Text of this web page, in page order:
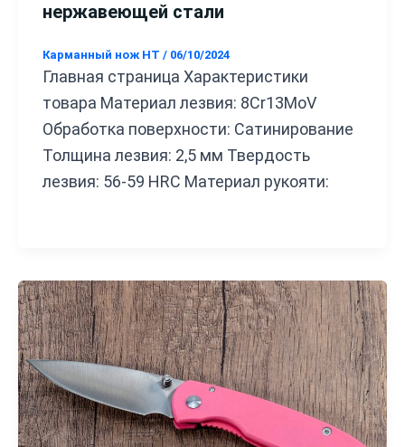
нержавеющей стали
Карманный нож HT / 06/10/2024
Главная страница Характеристики
товара Материал лезвия: 8Cr13MoV
Обработка поверхности: Сатинирование
Толщина лезвия: 2,5 мм Твердость
лезвия: 56-59 HRC Материал рукояти: